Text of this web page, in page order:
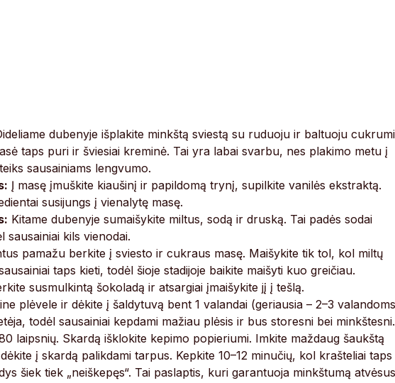
dubenyje išplakite minkštą sviestą su ruduoju ir baltuoju
taps puri ir šviesiai kreminė. Tai yra labai svarbu, nes plakimo metu į
sausainiams lengvumo.
Į masę įmuškite kiaušinį ir papildomą trynį, supilkite vanilės ekstraktą.
susijungs į vienalytę masę.
Kitame dubenyje sumaišykite miltus, sodą ir druską. Tai padės sodai
sausainiai kils vienodai.
pamažu berkite į sviesto ir cukraus masę. Maišykite tik tol, kol miltų
taps kieti, todėl šioje stadijoje baikite maišyti kuo greičiau.
susmulkintą šokoladą ir atsargiai įmaišykite jį į tešlą.
plėvele ir dėkite į šaldytuvą bent 1 valandai (geriausia – 2–3
todėl sausainiai kepdami mažiau plėsis ir bus storesni bei minkštesni.
laipsnių. Skardą išklokite kepimo popieriumi. Imkite maždaug šaukštą
į skardą palikdami tarpus. Kepkite 10–12 minučių, kol krašteliai taps
šiek tiek „neiškepęs“. Tai paslaptis, kuri garantuoja minkštumą